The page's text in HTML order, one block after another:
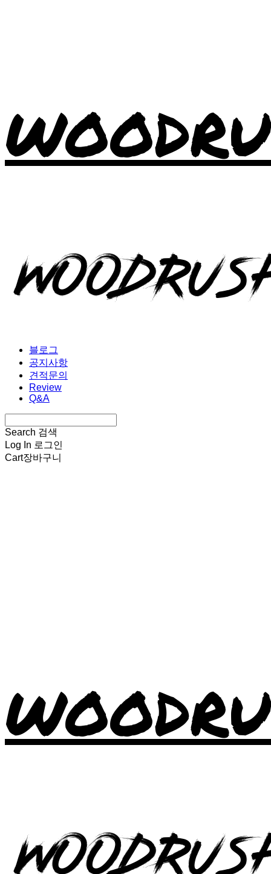
블로그
공지사항
견적문의
Review
Q&A
Search 검색
Log In 로그인
Cart장바구니